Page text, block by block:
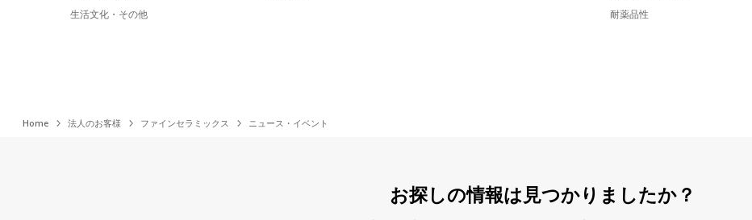
生活文化・その他
耐薬品性
Home 法人のお客様 ファインセラミックス ニュース・イベント
お探しの情報は見つかりましたか？